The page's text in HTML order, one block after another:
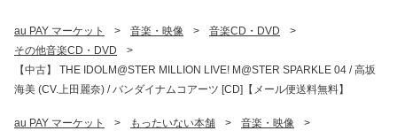
au PAY マーケット > 音楽・映像 > 音楽CD・DVD
>
その他音楽CD・DVD
>
【中古】 THE IDOLM@STER MILLION LIVE! M@STER SPARKLE 04 / 高坂
海美 (CV.上田麗奈) / バンダイナムコアーツ [CD]【メール便送料無料】
au PAY マーケット > もったいない本舗 > 音楽・映像
>